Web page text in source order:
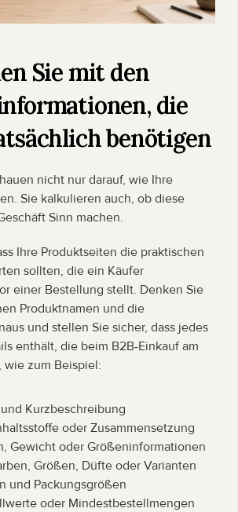
Sie mit den
die
benötigen
nicht nur darauf, wie Ihre
Sie kalkulieren auch, ob diese
Sinn machen.
Ihre Produktseiten die praktischen
sollten, die ein Käufer
einer Bestellung stellt. Denken Sie
Produktnamen und die
und stellen Sie sicher, dass jedes
enthält, die beim B2B-Einkauf am
zum Beispiel:
Kurzbeschreibung
oder Zusammensetzung
Gewicht oder Größeninformationen
Größen, Düfte oder Varianten
und Packungsgrößen
oder Mindestbestellmengen